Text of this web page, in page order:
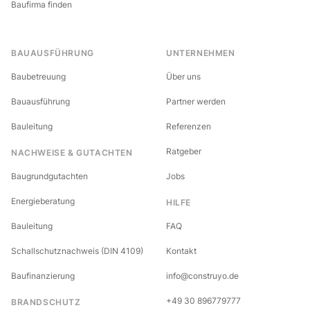
Baufirma finden
BAUAUSFÜHRUNG
Baubetreuung
Bauausführung
Bauleitung
NACHWEISE & GUTACHTEN
Baugrundgutachten
Energieberatung
Bauleitung
Schallschutznachweis (DIN 4109)
Baufinanzierung
BRANDSCHUTZ
UNTERNEHMEN
Über uns
Partner werden
Referenzen
Ratgeber
Jobs
HILFE
FAQ
Kontakt
info@construyo.de
+49 30 896779777